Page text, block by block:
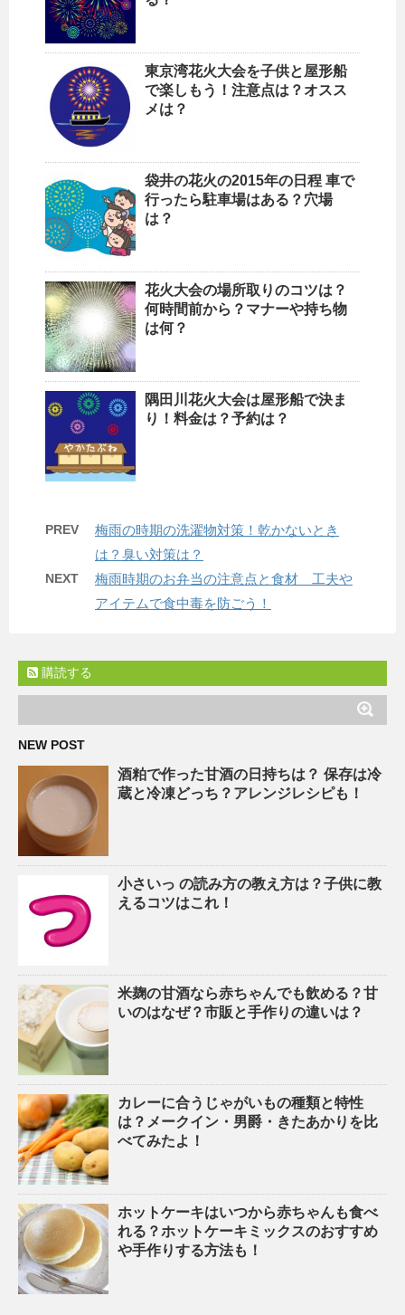
東京湾花火大会を子供と屋形船
で楽しもう！注意点は？オスス
メは？
袋井の花火の2015年の日程 車で
行ったら駐車場はある？穴場
は？
花火大会の場所取りのコツは？
何時間前から？マナーや持ち物
は何？
隅田川花火大会は屋形船で決ま
り！料金は？予約は？
PREV
梅雨の時期の洗濯物対策！乾かないとき
は？臭い対策は？
NEXT
梅雨時期のお弁当の注意点と食材 工夫や
アイテムで食中毒を防ごう！
購読する
NEW POST
酒粕で作った甘酒の日持ちは？ 保存は冷
蔵と冷凍どっち？アレンジレシピも！
小さいっ の読み方の教え方は？子供に教
えるコツはこれ！
米麹の甘酒なら赤ちゃんでも飲める？甘
いのはなぜ？市販と手作りの違いは？
カレーに合うじゃがいもの種類と特性
は？メークイン・男爵・きたあかりを比
べてみたよ！
ホットケーキはいつから赤ちゃんも食べ
れる？ホットケーキミックスのおすすめ
や手作りする方法も！